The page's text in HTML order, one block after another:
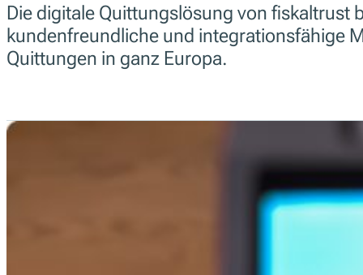
Die digitale Quittungslösung von fiskaltrust
kundenfreundliche und integrationsfähige
Quittungen in ganz Europa.